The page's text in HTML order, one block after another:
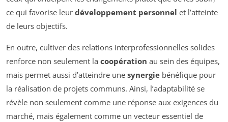
ce qui favorise leur développement personnel et l’atteinte
de leurs objectifs.
En outre, cultiver des relations interprofessionnelles solides
renforce non seulement la coopération au sein des équipes,
mais permet aussi d’atteindre une synergie bénéfique pour
la réalisation de projets communs. Ainsi, l’adaptabilité se
révèle non seulement comme une réponse aux exigences du
marché, mais également comme un vecteur essentiel de